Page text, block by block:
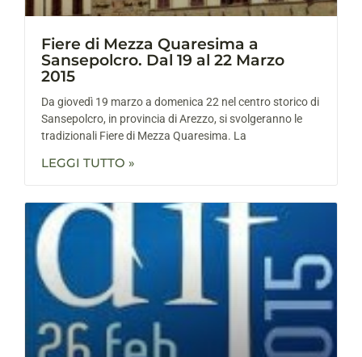
Fiere di Mezza Quaresima a
Sansepolcro. Dal 19 al 22 Marzo
2015
Da giovedì 19 marzo a domenica 22 nel centro storico di
Sansepolcro, in provincia di Arezzo, si svolgeranno le
tradizionali Fiere di Mezza Quaresima. La
LEGGI TUTTO »